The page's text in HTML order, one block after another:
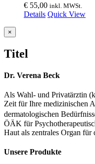
€ 55,00 inkl. MWSt.
Details Quick View
Close
product
view
×
Titel
Dr. Verena Beck
Als Wahl- und Privatärztin
Zeit für Ihre medizinischen
dermatologischen
ÖÄK für
Haut als zentrales Organ für
Unsere Produkte